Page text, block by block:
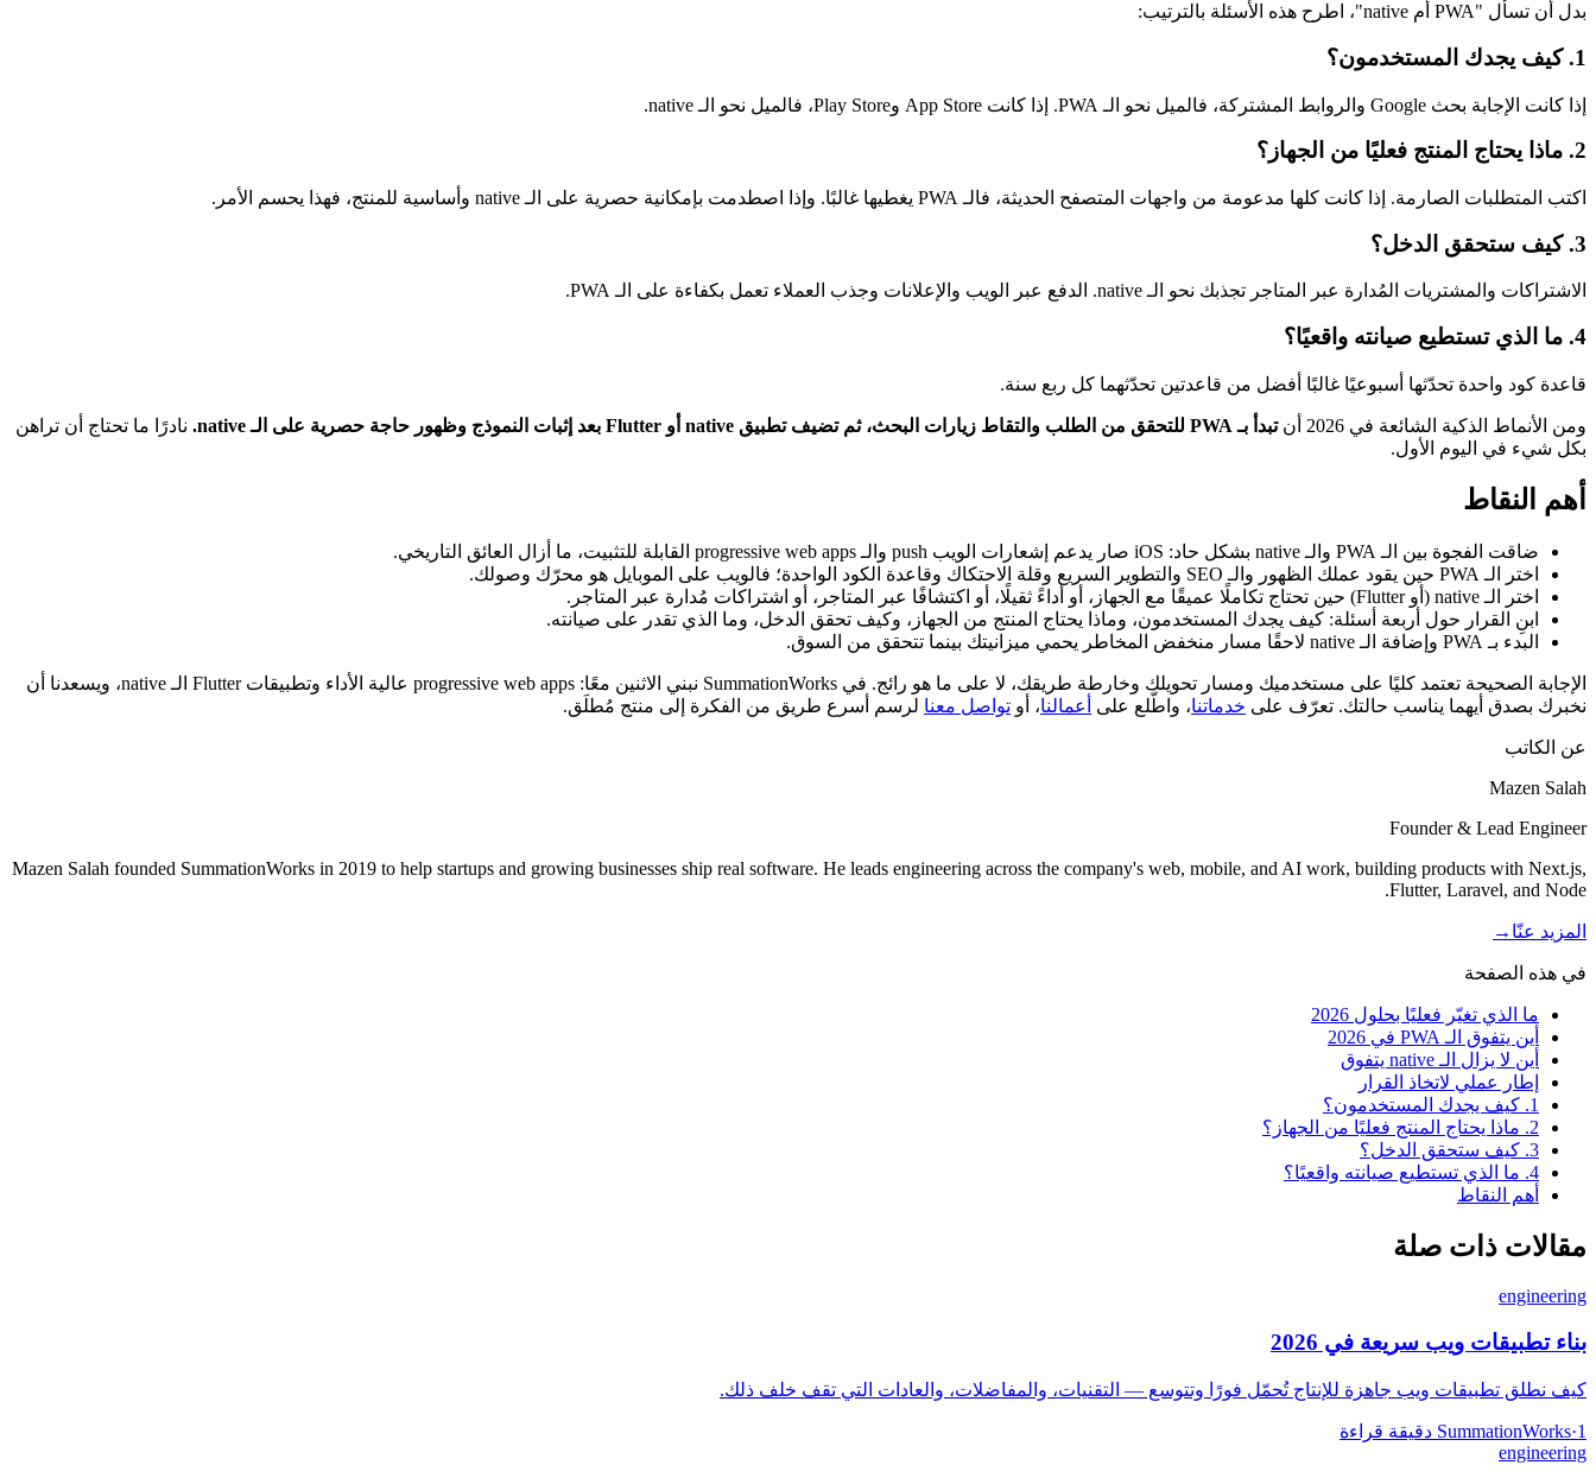
بدل أن تسأل "PWA أم native"، اطرح هذه الأسئلة بالترتيب:
1. كيف يجدك المستخدمون؟
إذا كانت الإجابة بحث Google والروابط المشتركة، فالميل نحو الـ PWA. إذا كانت App Store وPlay Store، فالميل نحو الـ native.
2. ماذا يحتاج المنتج فعليًا من الجهاز؟
اكتب المتطلبات الصارمة. إذا كانت كلها مدعومة من واجهات المتصفح الحديثة، فالـ PWA يغطيها غالبًا. وإذا اصطدمت بإمكانية حصرية على الـ native وأساسية للمنتج، فهذا يحسم الأمر.
3. كيف ستحقق الدخل؟
الاشتراكات والمشتريات المُدارة عبر المتاجر تجذبك نحو الـ native. الدفع عبر الويب والإعلانات وجذب العملاء تعمل بكفاءة على الـ PWA.
4. ما الذي تستطيع صيانته واقعيًا؟
قاعدة كود واحدة تحدّثها أسبوعيًا غالبًا أفضل من قاعدتين تحدّثهما كل ربع سنة.
ومن الأنماط الذكية الشائعة في 2026 أن تبدأ بـ PWA للتحقق من الطلب والتقاط زيارات البحث، ثم تضيف تطبيق native أو Flutter بعد إثبات النموذج وظهور حاجة حصرية على الـ native.
نادرًا ما تحتاج أن تراهن
بكل شيء في اليوم الأول.
أهم النقاط
ضاقت الفجوة بين الـ PWA والـ native بشكل حاد: iOS صار يدعم إشعارات الويب push والـ progressive web apps القابلة للتثبيت، ما أزال العائق التاريخي.
اختر الـ PWA حين يقود عملك الظهور والـ SEO والتطوير السريع وقلة الاحتكاك وقاعدة الكود الواحدة؛ فالويب على الموبايل هو محرّك وصولك.
اختر الـ native (أو Flutter) حين تحتاج تكاملًا عميقًا مع الجهاز، أو أداءً ثقيلًا، أو اكتشافًا عبر المتاجر، أو اشتراكات مُدارة عبر المتاجر.
ابنِ القرار حول أربعة أسئلة: كيف يجدك المستخدمون، وماذا يحتاج المنتج من الجهاز، وكيف تحقق الدخل، وما الذي تقدر على صيانته.
البدء بـ PWA وإضافة الـ native لاحقًا مسار منخفض المخاطر يحمي ميزانيتك بينما تتحقق من السوق.
الإجابة الصحيحة تعتمد كليًا على مستخدميك ومسار تحويلك وخارطة طريقك، لا على ما هو رائج. في SummationWorks نبني الاثنين معًا: progressive web apps عالية الأداء وتطبيقات Flutter الـ native، ويسعدنا أن
نخبرك بصدق أيهما يناسب حالتك. تعرّف على خدماتنا، واطّلع على أعمالنا، أو تواصل معنا لرسم أسرع طريق من الفكرة إلى منتج مُطلَق.
عن الكاتب
Mazen Salah
Founder & Lead Engineer
Mazen Salah founded SummationWorks in 2019 to help startups and growing businesses ship real software. He leads engineering across the company's web, mobile, and AI work, building products with Next.js,
Flutter, Laravel, and Node.
المزيد عنّا →
في هذه الصفحة
ما الذي تغيّر فعليًا بحلول 2026
أين يتفوق الـ PWA في 2026
أين لا يزال الـ native يتفوق
إطار عملي لاتخاذ القرار
1. كيف يجدك المستخدمون؟
2. ماذا يحتاج المنتج فعليًا من الجهاز؟
3. كيف ستحقق الدخل؟
4. ما الذي تستطيع صيانته واقعيًا؟
أهم النقاط
مقالات ذات صلة
engineering
بناء تطبيقات ويب سريعة في 2026
كيف نطلق تطبيقات ويب جاهزة للإنتاج تُحمّل فورًا وتتوسع — التقنيات، والمفاضلات، والعادات التي تقف خلف ذلك.
SummationWorks·1 دقيقة قراءة
engineering